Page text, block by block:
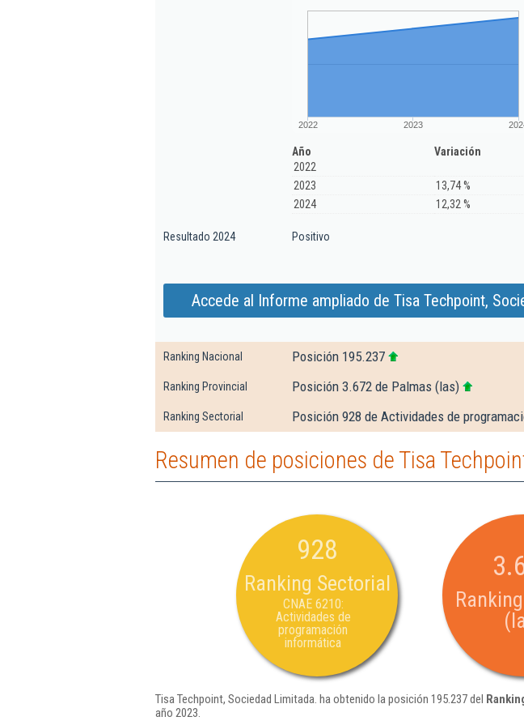
2022 2023
Año
Variación
2022
2023
13,74 %
2024
12,32 %
Resultado 2024 Positivo
Accede al Informe ampliado de Tisa Techpoint,
Ranking Nacional Posición 195.237
Ranking Provincial Posición 3.672 de Palmas (las)
Ranking Sectorial Posición 928 de Actividades de
Resumen de posiciones de Tisa
928
Ranking Sectorial
CNAE 6210:
Actividades de
programación
informática
Tisa Techpoint, Sociedad Limitada. ha obtenido la posición 195.237 del
año 2023.